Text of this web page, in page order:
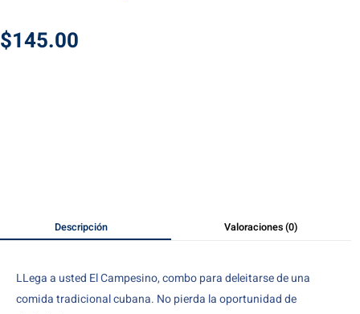
$145.00
Descripción Valoraciones (0)
LLega a usted El Campesino, combo para deleitarse de una
comida tradicional cubana. No pierda la oportunidad de